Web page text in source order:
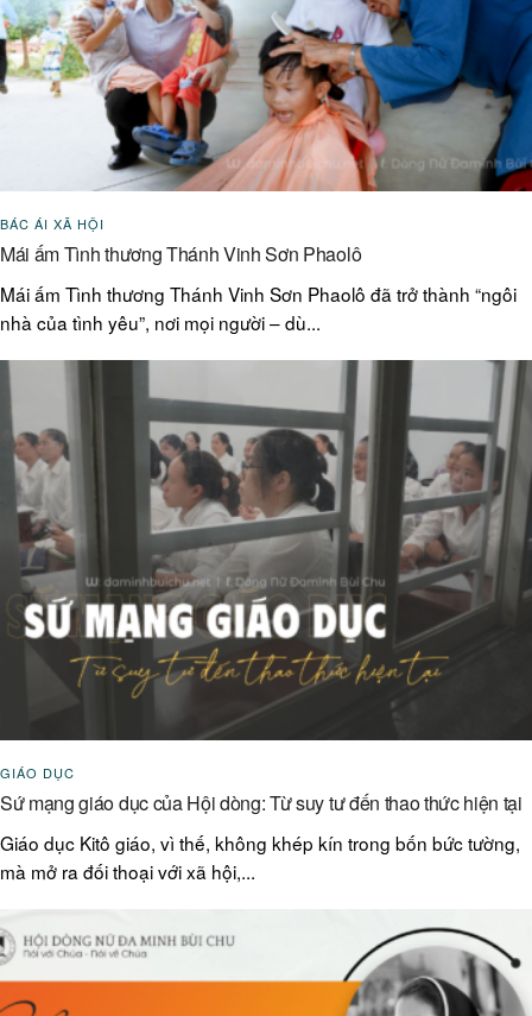
BÁC ÁI XÃ HỘI
Mái ấm Tình thương Thánh Vinh Sơn Phaolô
Mái ấm Tình thương Thánh Vinh Sơn Phaolô đã trở thành “ngôi
nhà của tình yêu”, nơi mọi người – dù...
GIÁO DỤC
Sứ mạng giáo dục của Hội dòng: Từ suy tư đến thao thức hiện tại
Giáo dục Kitô giáo, vì thế, không khép kín trong bốn bức tường,
mà mở ra đối thoại với xã hội,...